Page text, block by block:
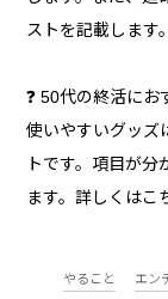
ストを記載します
❓ 50代の終活にお
使いやすいグッズ
トです。項目が
ます。詳しくはこ
やること エン